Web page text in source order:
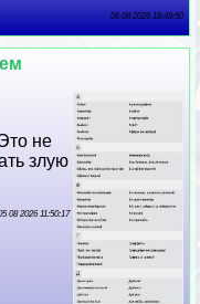
06 08 2026 18:49:50
не
злую
08 2026 11:50:17